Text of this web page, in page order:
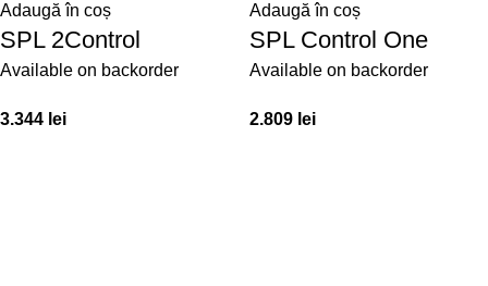
Adaugă în coș
SPL 2Control
Available on backorder
3.344 lei
Adaugă în coș
SPL Control One
Available on backorder
2.809 lei